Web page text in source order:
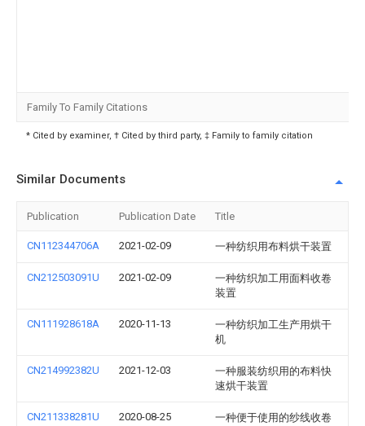
Family To Family Citations
* Cited by examiner, † Cited by third party, ‡ Family to family citation
Similar Documents
Publication Publication Date Title
CN112344706A 2021-02-09 一种纺织用布料烘干装置
CN212503091U 2021-02-09
一种纺织加工用面料收卷
装置
CN111928618A 2020-11-13
一种纺织加工生产用烘干
机
CN214992382U 2021-12-03
一种服装纺织用的布料快
速烘干装置
CN211338281U 2020-08-25
一种便于使用的纱线收卷